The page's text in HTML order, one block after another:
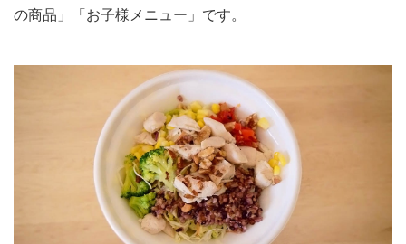
の商品」「お子様メニュー」です。